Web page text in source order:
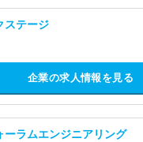
ステージ
企業の求人情報を見る
ーラムエンジニアリング